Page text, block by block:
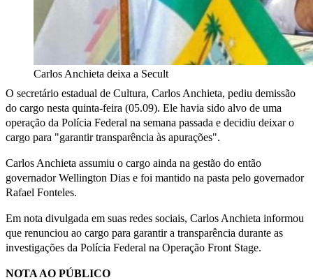
Carlos Anchieta deixa a Secult
O secretário estadual de Cultura, Carlos Anchieta, pediu demissão
do cargo nesta quinta-feira (05.09). Ele havia sido alvo de uma
operação da Polícia Federal na semana passada e decidiu deixar o
cargo para "garantir transparência às apurações".
Carlos Anchieta assumiu o cargo ainda na gestão do então
governador Wellington Dias e foi mantido na pasta pelo governador
Rafael Fonteles.
Em nota divulgada em suas redes sociais, Carlos Anchieta informou
que renunciou ao cargo para garantir a transparência durante as
investigações da Polícia Federal na Operação Front Stage.
NOTA AO PÚBLICO